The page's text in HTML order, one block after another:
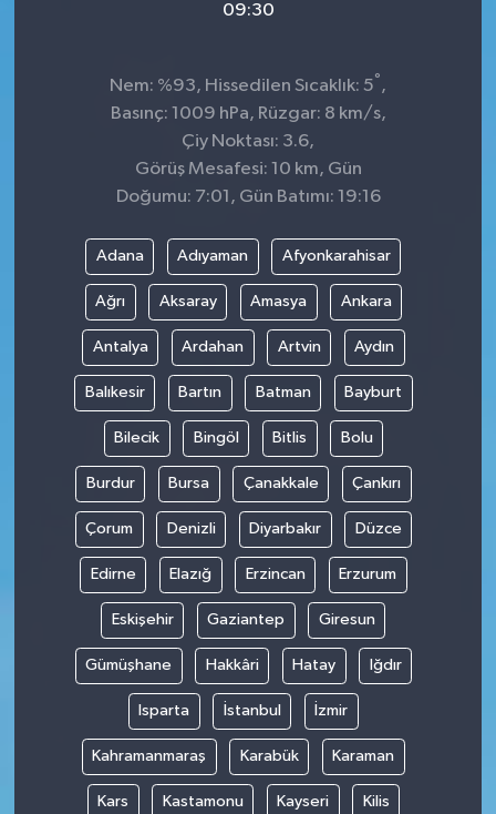
09:30
Nem: %93, Hissedilen Sıcaklık: 5° ,
Basınç: 1009 hPa, Rüzgar: 8 km/s,
Çiy Noktası: 3.6,
Görüş Mesafesi: 10 km, Gün
Doğumu: 7:01, Gün Batımı: 19:16
Adana Adıyaman Afyonkarahisar
Ağrı Aksaray Amasya Ankara
Antalya Ardahan Artvin Aydın
Balıkesir Bartın Batman Bayburt
Bilecik Bingöl Bitlis Bolu
Burdur Bursa Çanakkale Çankırı
Çorum Denizli Diyarbakır Düzce
Edirne Elazığ Erzincan Erzurum
Eskişehir Gaziantep Giresun
Gümüşhane Hakkâri Hatay Iğdır
Isparta İstanbul İzmir
Kahramanmaraş Karabük Karaman
Kars Kastamonu Kayseri Kilis